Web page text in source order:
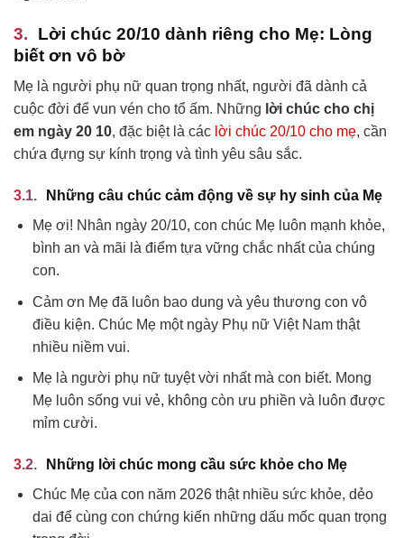
Lời chúc 20/10 dành riêng cho Mẹ: Lòng
biết ơn vô bờ
Mẹ là người phụ nữ quan trọng nhất, người đã dành cả
cuộc đời để vun vén cho tổ ấm. Những lời chúc cho chị
em ngày 20 10, đặc biệt là các lời chúc 20/10 cho mẹ, cần
chứa đựng sự kính trọng và tình yêu sâu sắc.
Những câu chúc cảm động về sự hy sinh của Mẹ
Mẹ ơi! Nhân ngày 20/10, con chúc Mẹ luôn mạnh khỏe,
bình an và mãi là điểm tựa vững chắc nhất của chúng
con.
Cảm ơn Mẹ đã luôn bao dung và yêu thương con vô
điều kiện. Chúc Mẹ một ngày Phụ nữ Việt Nam thật
nhiều niềm vui.
Mẹ là người phụ nữ tuyệt vời nhất mà con biết. Mong
Mẹ luôn sống vui vẻ, không còn ưu phiền và luôn được
mỉm cười.
Những lời chúc mong cầu sức khỏe cho Mẹ
Chúc Mẹ của con năm 2026 thật nhiều sức khỏe, dẻo
dai để cùng con chứng kiến những dấu mốc quan trọng